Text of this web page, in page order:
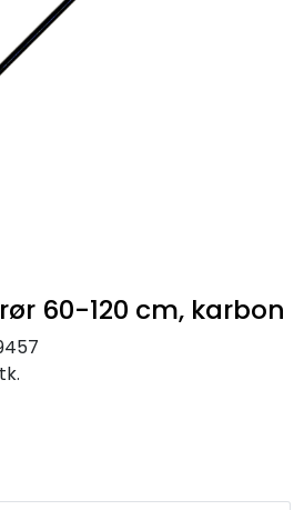
60-120 cm, karbon